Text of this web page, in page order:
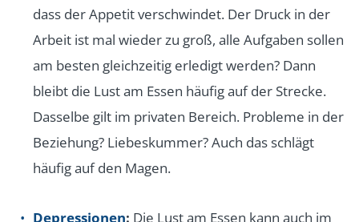
dass der Appetit verschwindet. Der Druck in der
Arbeit ist mal wieder zu groß, alle Aufgaben sollen
am besten gleichzeitig erledigt werden? Dann
bleibt die Lust am Essen häufig auf der Strecke.
Dasselbe gilt im privaten Bereich. Probleme in der
Beziehung? Liebeskummer? Auch das schlägt
häufig auf den Magen.
Depressionen: Die Lust am Essen kann auch im